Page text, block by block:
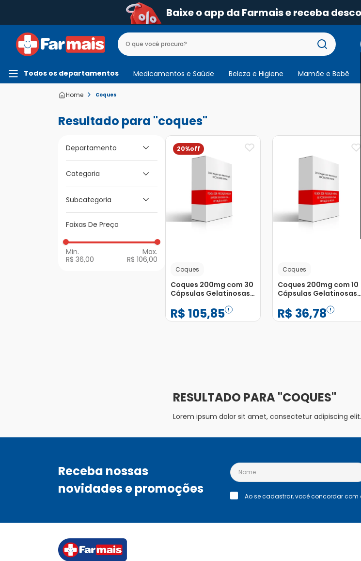
Baixe o app da Farmais e receba
Todos os departamentos Medicamentos e Saúde Beleza e Higiene Mamãe e Bebê
Coques
coques
Departamento
Medicamentos e
Saúde
Categoria
Dor e Febre e
Inflamação
Subcategoria
Anti-inflamatórios
de Uso Geral
Faixas De Preço
R$ 36,00 R$ 106,00
20%
Coques
Coques 200mg com 30
Cápsulas Gelatinosas
R$ 105,85
Coques
Coques 200mg com 10
Cápsulas Gelatinosas
R$ 36,78
COQUES
Lorem ipsum dolor sit amet, consectetur adipiscing elit.
Receba nossas
novidades e promoções
Ao se cadastrar, você concordar com